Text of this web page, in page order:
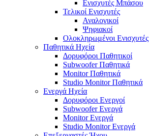
Ενισχυτές Μπάσου
Τελικοί Ενισχυτές
Αναλογικοί
Ψηφιακοί
Ολοκληρωμένοι Ενισχυτές
Παθητικά Ηχεία
Δορυφόροι Παθητικοί
Subwoofer Παθητικά
Monitor Παθητικά
Studio Monitor Παθητικά
Ενεργά Ηχεία
Δορυφόροι Ενεργοί
Subwoofer Ενεργά
Monitor Ενεργά
Studio Monitor Ενεργά